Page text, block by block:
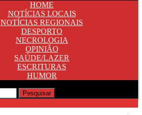
HOME
NOTÍCIAS LOCAIS
NOTÍCIAS REGIONAIS
DESPORTO
NECROLOGIA
OPINIÃO
SAÚDE/LAZER
ESCRITURAS
HUMOR